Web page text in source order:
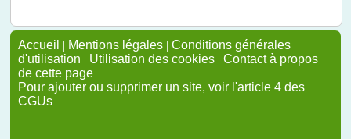
Accueil | Mentions légales | Conditions générales
d'utilisation | Utilisation des cookies | Contact à propos
de cette page
Pour ajouter ou supprimer un site, voir l'article 4 des
CGUs